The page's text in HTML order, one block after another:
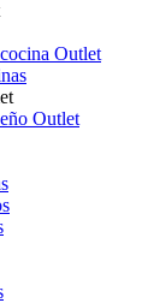
Outlet
Outlet